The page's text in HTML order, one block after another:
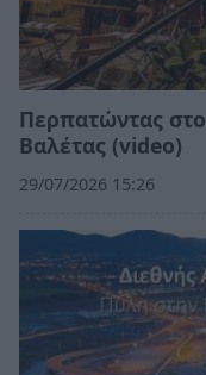
Περπατώντας
Βαλέτας (video)
29/07/2026 15:26